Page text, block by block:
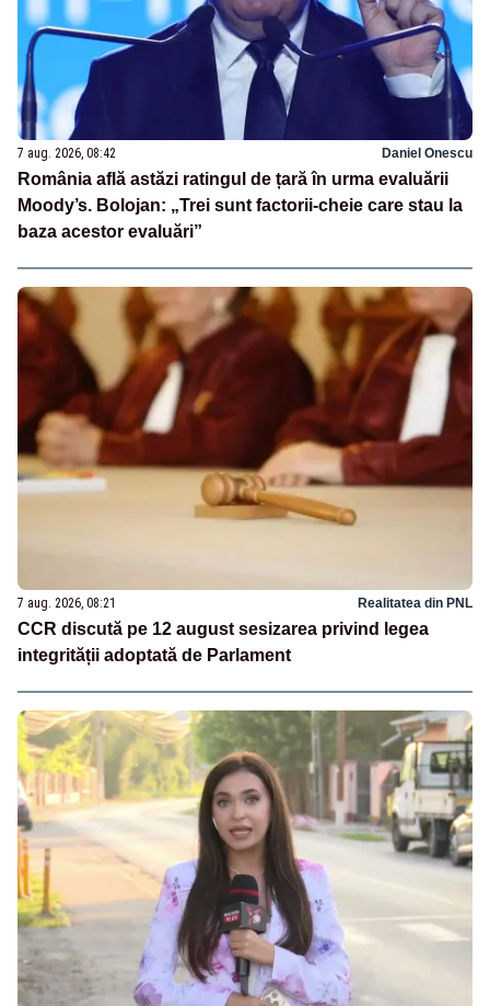
7 aug. 2026, 08:42 Daniel Onescu
România află astăzi ratingul de țară în urma evaluării
Moody’s. Bolojan: „Trei sunt factorii-cheie care stau la
baza acestor evaluări”
7 aug. 2026, 08:21 Realitatea din PNL
CCR discută pe 12 august sesizarea privind legea
integrității adoptată de Parlament